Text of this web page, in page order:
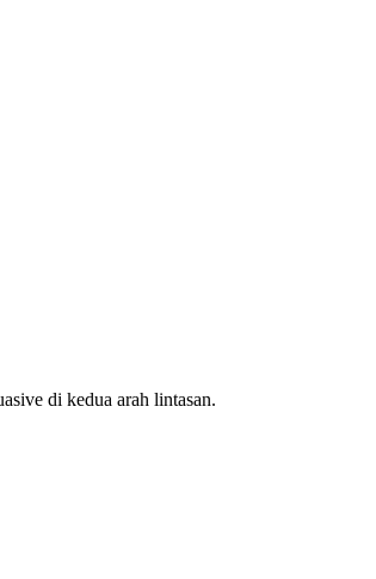
di kedua arah lintasan.